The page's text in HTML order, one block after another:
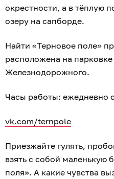
окрестности, а в тёплую
озеру на сапборде.
Найти «Терновое поле»
расположена на
Железнодорожного.
Часы работы: ежедневно
vk.com/ternpole
Приезжайте гулять,
взять с собой маленькую
поля». А какие чувства